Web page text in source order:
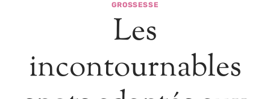
GROSSESSE
Les
incontournables